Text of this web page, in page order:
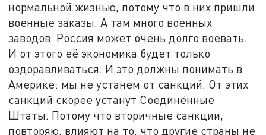
нормальной жизнью, потому что в них пришли
военные заказы. А там много военных
заводов. Россия может очень долго воевать.
И от этого её экономика будет только
оздоравливаться. И это должны понимать в
Америке: мы не устанем от санкций. От этих
санкций скорее устанут Соединённые
Штаты. Потому что вторичные санкции,
повторяю, влияют на то, что другие страны не